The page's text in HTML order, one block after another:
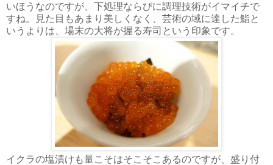
いほうなのですが、下処理ならびに調理技術がイマイチで
すね。見た目もあまり美しくなく、芸術の域に達した鮨と
いうよりは、場末の大将が握る寿司という印象です。
イクラの塩漬けも量こそはそこそこあるのですが、盛り付